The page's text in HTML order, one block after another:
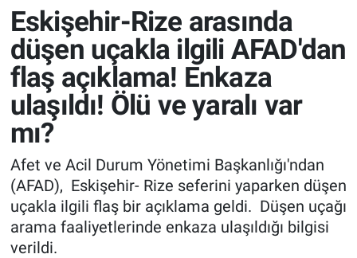
Eskişehir-Rize arasında
düşen uçakla ilgili AFAD'dan
flaş açıklama! Enkaza
ulaşıldı! Ölü ve yaralı var
mı?
Afet ve Acil Durum Yönetimi Başkanlığı'ndan
(AFAD), Eskişehir- Rize seferini yaparken düşen
uçakla ilgili flaş bir açıklama geldi. Düşen uçağı
arama faaliyetlerinde enkaza ulaşıldığı bilgisi
verildi.